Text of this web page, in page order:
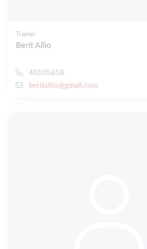
Træner
Berit Allio
40105658
beritallio@gmail.com